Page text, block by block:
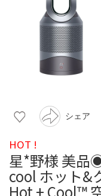
シェア
HOT !
星*野様 美
cool ホット&
Hot + Cool™